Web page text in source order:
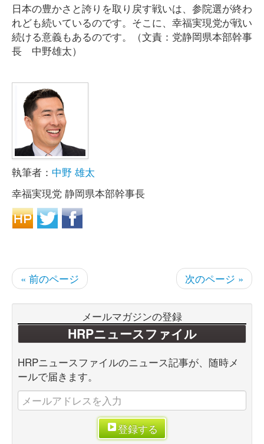
日本の豊かさと誇りを取り戻す戦いは、参院選が終わ
れども続いているのです。そこに、幸福実現党が戦い
続ける意義もあるのです。（文責：党静岡県本部幹事
長 中野雄太）
執筆者： 中野 雄太
幸福実現党 静岡県本部幹事長
« 前のページ 次のページ »
メールマガジンの登録
HRPニュースファイル
HRPニュースファイルのニュース記事が、随時メ
ールで届きます。
登録する